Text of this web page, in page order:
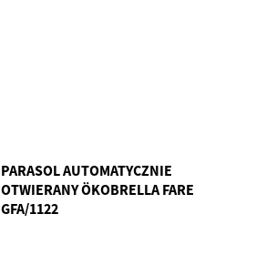
PARASOL AUTOMATYCZNIE
OTWIERANY ÖKOBRELLA FARE
GFA/1122